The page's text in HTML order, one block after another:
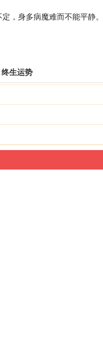
，身多病魔难而不能平静
终生运势